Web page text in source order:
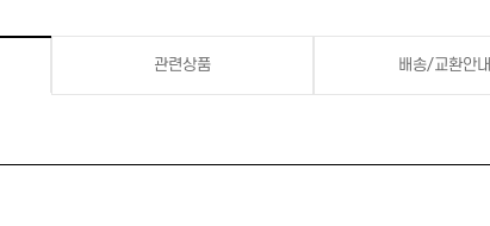
관련상품 배송/교환안내